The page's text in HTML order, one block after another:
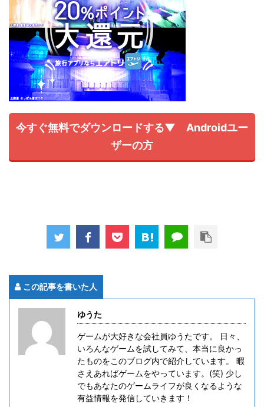
今すぐ無料でダウンロードする▼ Androidユー
ザーの方
この記事を書いた人
ゆうた
ゲームが大好きな会社員ゆうたです。 日々、
いろんなゲームを試してみて、本当に良かっ
たものをこのブログ内で紹介しています。 暇
さえあればゲームをやっています。(笑) 少し
でもあなたのゲームライフが良くなるような
有益情報を発信していきます！